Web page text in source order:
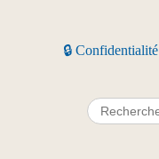
🔒 Confidentialité